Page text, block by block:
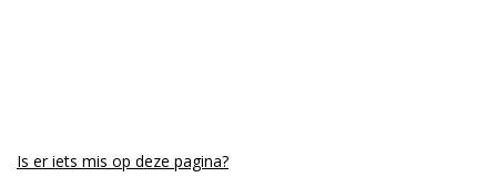
Is er iets mis op deze pagina?